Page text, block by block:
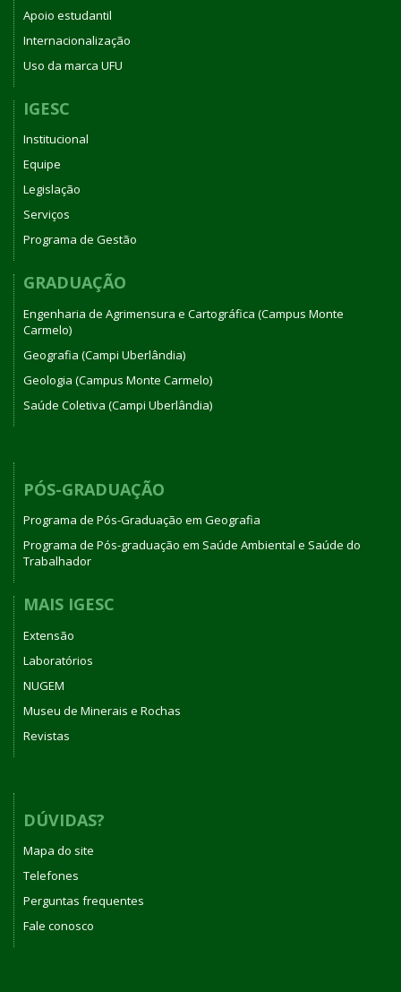
Apoio estudantil
Internacionalização
Uso da marca UFU
IGESC
Institucional
Equipe
Legislação
Serviços
Programa de Gestão
GRADUAÇÃO
Engenharia de Agrimensura e Cartográfica (Campus Monte
Carmelo)
Geografia (Campi Uberlândia)
Geologia (Campus Monte Carmelo)
Saúde Coletiva (Campi Uberlândia)
PÓS-GRADUAÇÃO
Programa de Pós-Graduação em Geografia
Programa de Pós-graduação em Saúde Ambiental e Saúde do
Trabalhador
MAIS IGESC
Extensão
Laboratórios
NUGEM
Museu de Minerais e Rochas
Revistas
DÚVIDAS?
Mapa do site
Telefones
Perguntas frequentes
Fale conosco